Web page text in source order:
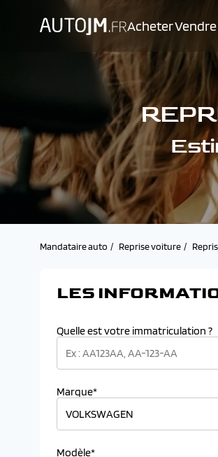
AcheterVendre
Mandataire auto Reprise voiture
LES
Quelle est votre immatriculation ?
Marque*
Modèle*